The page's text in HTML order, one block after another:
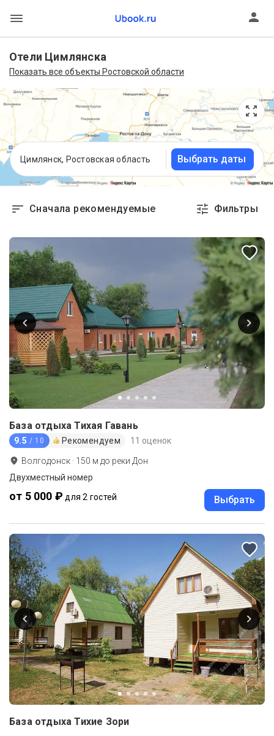
Отели Цимлянска
Показать все объекты Ростовской области
Цимлянск, Ростовская область Выбрать даты
Сначала рекомендуемые Фильтры
База отдыха Тихая Гавань
9.5 / 10 Рекомендуем 11 оценок
Волгодонск · 150 м до реки Дон
Двухместный номер
от 5 000 ₽ для 2 гостей Выбрать
База отдыха Тихие Зори